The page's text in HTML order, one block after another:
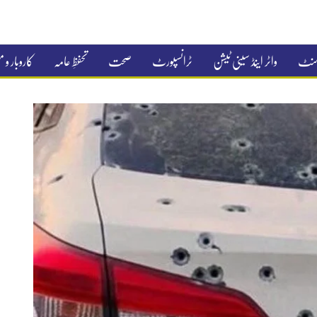
واٹر اینڈ سینی ٹیشن ٹرانسپورٹ صحت تحفظِ عامہ کاروبار